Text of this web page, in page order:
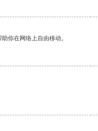
你在网络上自由移动。